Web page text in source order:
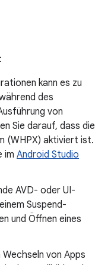
kann es zu
des
von
Sie darauf, dass die
(WHPX) aktiviert ist.
im Android Studio
AVD- oder UI-
Suspend-
und Öffnen eines
von Apps